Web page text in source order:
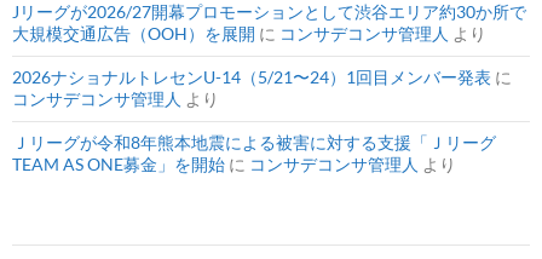
Jリーグが2026/27開幕プロモーションとして渋谷エリア約30か所で
大規模交通広告（OOH）を展開 に コンサデコンサ管理人 より
2026ナショナルトレセンU-14（5/21〜24）1回目メンバー発表 に
コンサデコンサ管理人 より
Ｊリーグが令和8年熊本地震による被害に対する支援「Ｊリーグ
TEAM AS ONE募金」を開始 に コンサデコンサ管理人 より